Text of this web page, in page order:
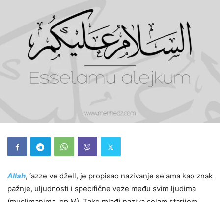
Allah, ‘azze ve džell, je propisao nazivanje selama kao znak
pažnje, uljudnosti i specifične veze među svim ljudima